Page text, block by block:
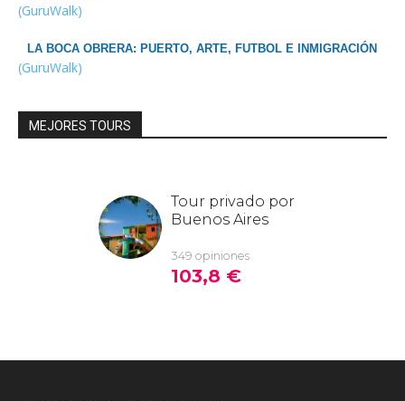
(GuruWalk)
LA BOCA OBRERA: PUERTO, ARTE, FUTBOL E INMIGRACIÓN
(GuruWalk)
MEJORES TOURS